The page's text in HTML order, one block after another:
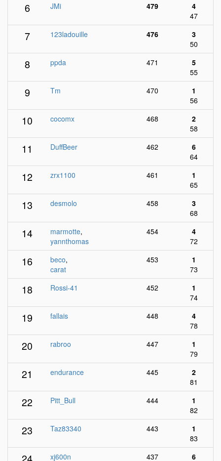
6 JMi 479
4
47
7 123ladouille 476
3
50
8 ppda 471
5
55
9 Tm 470
1
56
10 cocomx 468
2
58
11 DuffBeer 462
6
64
12 zrx1100 461
1
65
13 desmolo 458
3
68
14 marmotte,
yannthomas
454
4
72
16 beco,
carat
453
1
73
18 Rossi-41 452
1
74
19 fallais 448
4
78
20 rabroo 447
1
79
21 endurance 445
2
81
22 Pitt_Bull 444
1
82
23 Taz83340 443
1
83
xj600n 437 6